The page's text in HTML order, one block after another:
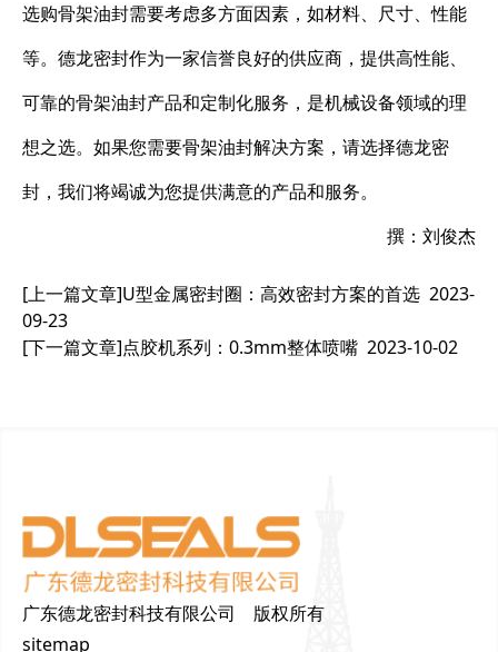
选购骨架油封需要考虑多方面因素，如材料、尺寸、性能
等。德龙密封作为一家信誉良好的供应商，提供高性能、
可靠的骨架油封产品和定制化服务，是机械设备领域的理
想之选。如果您需要骨架油封解决方案，请选择德龙密
封，我们将竭诚为您提供满意的产品和服务。
撰：刘俊杰
[上一篇文章]U型金属密封圈：高效密封方案的首选 2023-
09-23
[下一篇文章]点胶机系列：0.3mm整体喷嘴 2023-10-02
广东德龙密封科技有限公司 版权所有
sitemap